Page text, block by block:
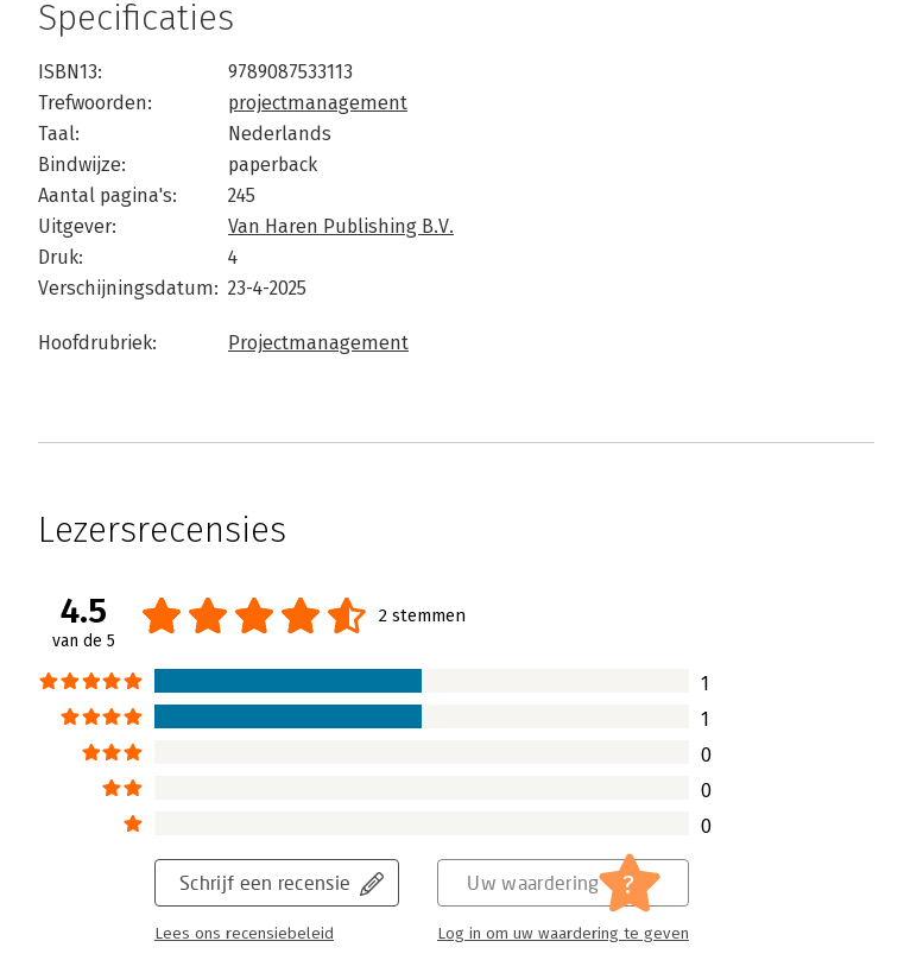
Specificaties
ISBN13:
9789087533113
Trefwoorden:
projectmanagement
Taal:
Nederlands
Bindwijze:
paperback
Aantal pagina's:
245
Uitgever:
Van Haren Publishing B.V.
Druk:
4
Verschijningsdatum: 23-4-2025
Hoofdrubriek: Projectmanagement
Lezersrecensies
4.5
van de 5
2 stemmen
1
1
0
0
0
Schrijf een recensie
Lees ons recensiebeleid
Uw waardering ?
Log in om uw waardering te geven